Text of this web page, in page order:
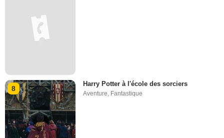
8
Harry Potter à l'école des sorciers
Aventure, Fantastique